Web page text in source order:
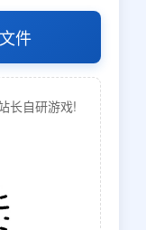
件
长自研游戏!